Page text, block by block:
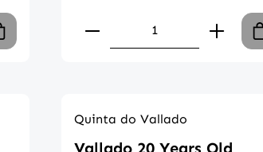
gewünschten Wert ein
Produkt Anzahl:
Quinta do Vallado
Vallado 20 Years Old